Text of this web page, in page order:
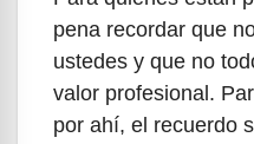
pena recordar que
ustedes y que no
valor profesional.
por ahí, el recuerdo